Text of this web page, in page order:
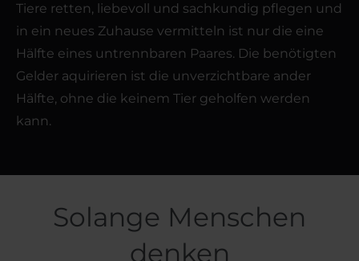
Tiere retten, liebevoll und sachkundig pflegen und
in ein neues Zuhause vermitteln ist nur die eine
Hälfte eines untrennbaren Paares. Die benötigten
Gelder aquirieren ist die unverzichtbare ander
Hälfte, ohne die keinem Tier geholfen werden
kann.
Solange Menschen
denken